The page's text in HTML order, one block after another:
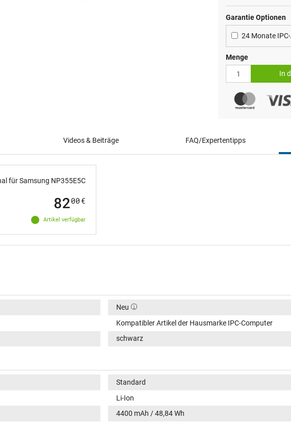
Garantie Optionen
24 Monate
Menge
In
Videos & Beiträge FAQ/Expertentipps
für Samsung NP355E5C
Artikel verfügbar
8200 €
Neu
Kompatibler Artikel der Hausmarke IPC-Computer
schwarz
Standard
Li-Ion
4400 mAh / 48,84 Wh